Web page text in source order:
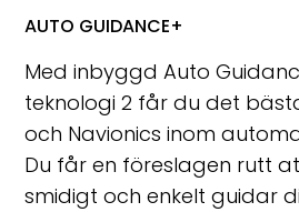
AUTO GUIDANCE+
Med inbyggd Auto
teknologi2 får du det
och Navionics inom
Du får en föreslagen rutt
smidigt och enkelt guidar